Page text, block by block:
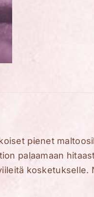
pienet
palaamaan
kosketukselle.